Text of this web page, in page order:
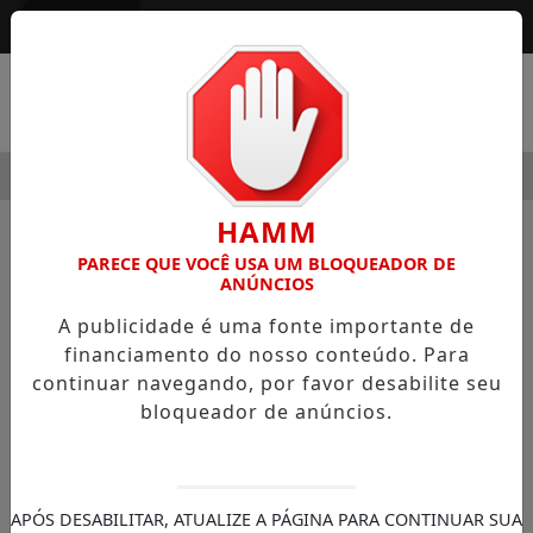
HOSPITAL SAMARITANO HIGIENÓPOLIS
TERMOS DE USO
1. DO USUÁRIO
O conteúdo publicado nesta plataforma
assinantes. Para acessar o conteúdo integral
HAMM
PARECE QUE VOCÊ USA UM BLOQUEADOR DE
ANÚNCIOS
A publicidade é uma fonte importante de
financiamento do nosso conteúdo. Para
continuar navegando, por favor desabilite seu
bloqueador de anúncios.
APÓS DESABILITAR, ATUALIZE A PÁGINA PARA CONTINUAR SUA